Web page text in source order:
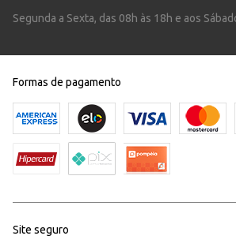
Segunda a Sexta, das 08h às 18h e aos
Formas de pagamento
Site seguro